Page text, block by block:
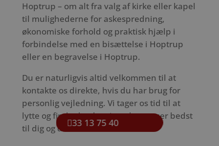
Hoptrup – om alt fra valg af kirke eller kapel
til mulighederne for askespredning,
økonomiske forhold og praktisk hjælp i
forbindelse med en bisættelse i Hoptrup
eller en begravelse i Hoptrup.
Du er naturligvis altid velkommen til at
kontakte os direkte, hvis du har brug for
personlig vejledning. Vi tager os tid til at
lytte og finde den løsning, der passer bedst
til dig og din familie.
33 13 75 40